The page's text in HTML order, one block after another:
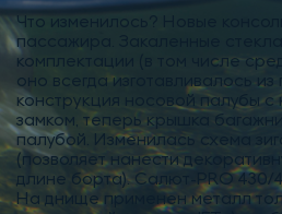
Что изменилось? Новые
пассажира. Закаленные стекла
комплектации (в том числе
оно всегда изготавливалось
конструкция носовой палубы
замком, теперь крышка
палубой. Изменилась схема
(позволяет нанести
длине борта). Салют-PRO 430/
На днище применен металл